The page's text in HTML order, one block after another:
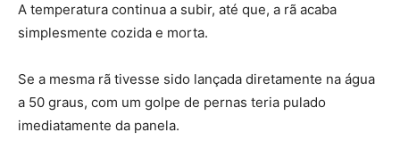
A temperatura continua a subir, até que, a rã acaba
simplesmente cozida e morta.
Se a mesma rã tivesse sido lançada diretamente na água
a 50 graus, com um golpe de pernas teria pulado
imediatamente da panela.